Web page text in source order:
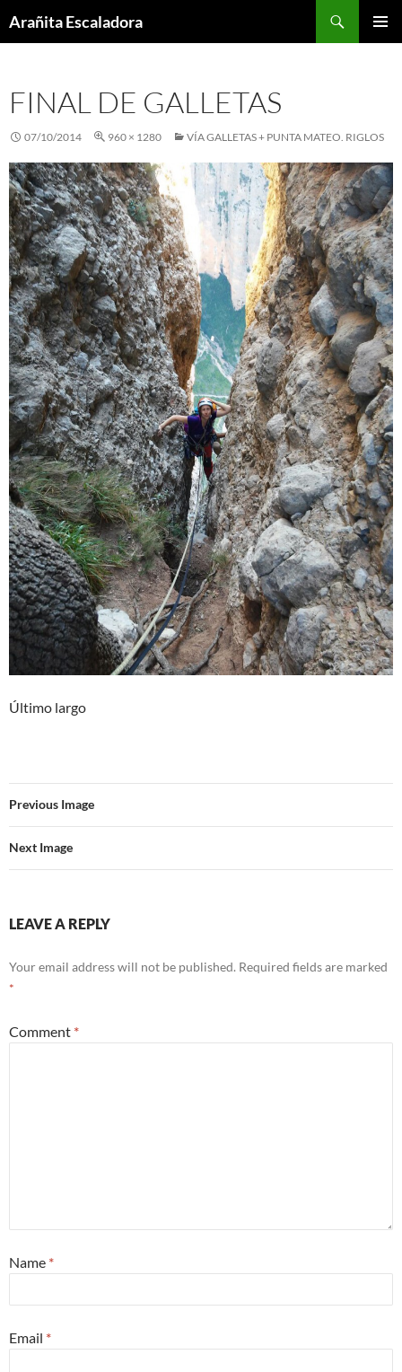
toArañita Escaladora
FINAL DE GALLETAS
07/10/2014 960 × 1280 VÍA GALLETAS + PUNTA MATEO. RIGLOS
Último largo
Previous Image
Next Image
LEAVE A REPLY
Your email address will not be published. Required fields are marked
*
Comment *
Name *
Email *